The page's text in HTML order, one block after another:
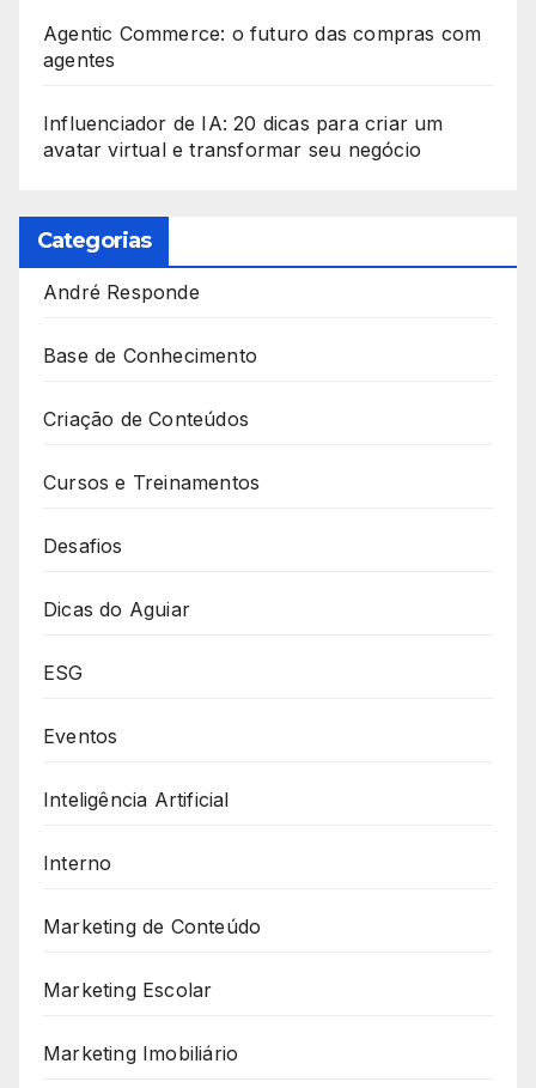
Agentic Commerce: o futuro das compras com
agentes
Influenciador de IA: 20 dicas para criar um
avatar virtual e transformar seu negócio
Categorias
André Responde
Base de Conhecimento
Criação de Conteúdos
Cursos e Treinamentos
Desafios
Dicas do Aguiar
ESG
Eventos
Inteligência Artificial
Interno
Marketing de Conteúdo
Marketing Escolar
Marketing Imobiliário